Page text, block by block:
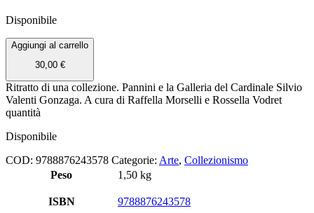
Disponibile
Aggiungi al carrello
30,00 €
Ritratto di una collezione. Pannini e la Galleria del Cardinale Silvio
Valenti Gonzaga. A cura di Raffella Morselli e Rossella Vodret
quantità
Disponibile
COD: 9788876243578 Categorie: Arte, Collezionismo
Peso
1,50 kg
ISBN 9788876243578